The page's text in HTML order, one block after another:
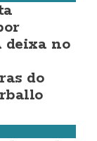
deixa no
do